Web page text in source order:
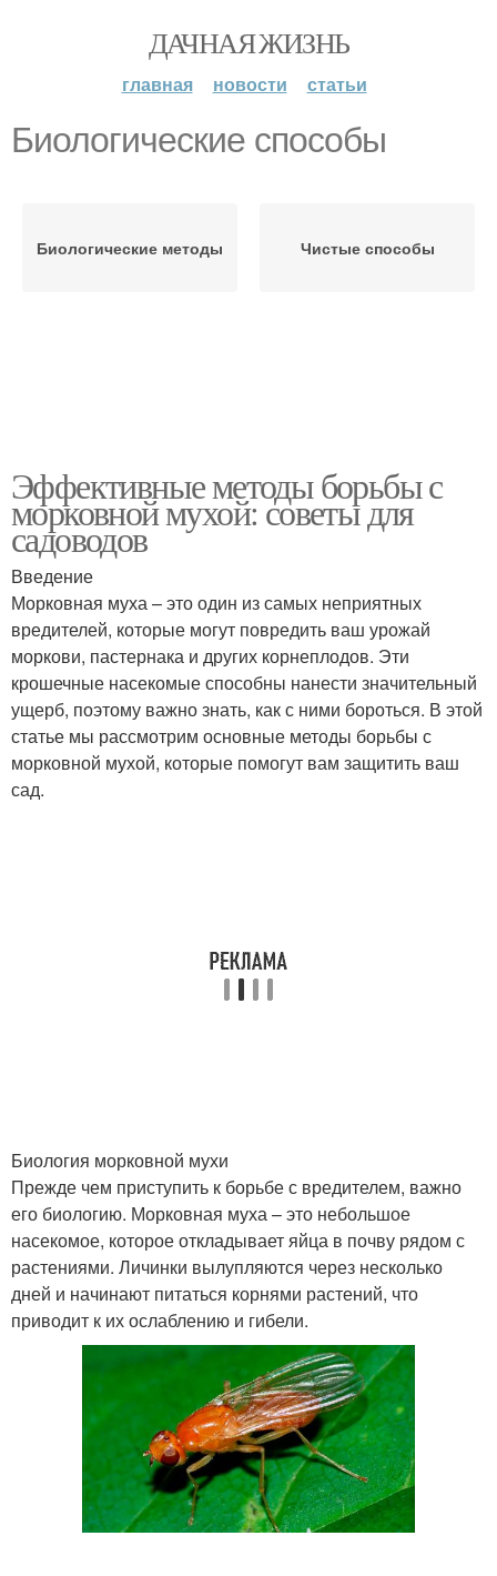
ДАЧНАЯ ЖИЗНЬ
главная новости статьи
Биологические способы
Биологические методы Чистые способы
Эффективные методы борьбы с
морковной мухой: советы для
садоводов
Введение
Морковная муха – это один из самых неприятных
вредителей, которые могут повредить ваш урожай
моркови, пастернака и других корнеплодов. Эти
крошечные насекомые способны нанести значительный
ущерб, поэтому важно знать, как с ними бороться. В этой
статье мы рассмотрим основные методы борьбы с
морковной мухой, которые помогут вам защитить ваш
сад.
Биология морковной мухи
Прежде чем приступить к борьбе с вредителем, важно
его биологию. Морковная муха – это небольшое
насекомое, которое откладывает яйца в почву рядом с
растениями. Личинки вылупляются через несколько
дней и начинают питаться корнями растений, что
приводит к их ослаблению и гибели.